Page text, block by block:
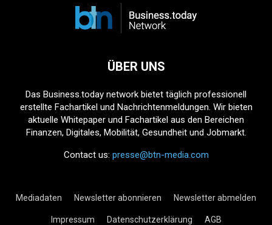
ÜBER UNS
Das Business.today network bietet täglich professionell
erstellte Fachartikel und Nachrichtenmeldungen. Wir bieten
aktuelle Whitepaper und Fachartikel aus den Bereichen
Finanzen, Digitales, Mobilität, Gesundheit und Jobmarkt.
Contact us: presse@btn-media.com
Mediadaten Newsletter abonnieren Newsletter abmelden
Impressum Datenschutzerklärung AGB